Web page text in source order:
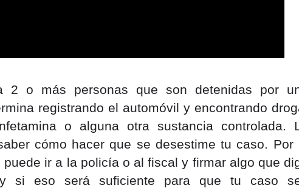
2 o más personas que son detenidas por
registrando el automóvil y encontrando
o alguna otra sustancia controlada.
cómo hacer que se desestime tu caso. Por
ir a la policía o al fiscal y firmar algo que
si eso será suficiente para que tu caso